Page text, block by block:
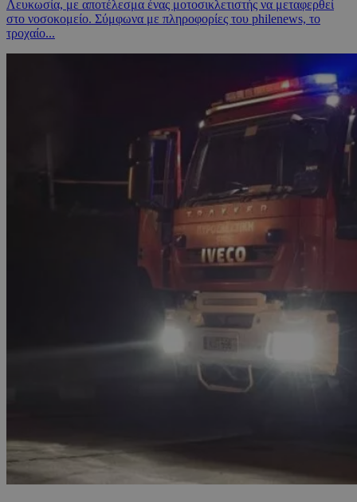
Λευκωσία, με αποτέλεσμα ένας μοτοσικλετιστής να μεταφερθεί
στο νοσοκομείο. Σύμφωνα με πληροφορίες του philenews, το
τροχαίο...